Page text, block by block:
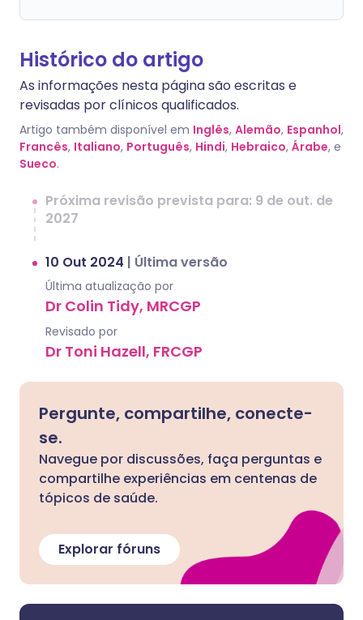
Histórico do artigo
As informações nesta página são escritas e
revisadas por clínicos qualificados.
Artigo também disponível em Inglês, Alemão, Espanhol,
Francês, Italiano, Português, Hindi, Hebraico, Árabe, e
Sueco.
Próxima revisão prevista para: 9 de out. de
2027
10 Out 2024 | Última versão
Última atualização por
Dr Colin Tidy, MRCGP
Revisado por
Dr Toni Hazell, FRCGP
Pergunte, compartilhe, conecte-
se.
Navegue por discussões, faça perguntas e
compartilhe experiências em centenas de
tópicos de saúde.
Explorar fóruns